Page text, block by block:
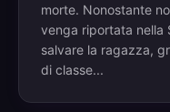
morte. Nonostante
venga riportata nella
salvare la ragazza,
di classe...